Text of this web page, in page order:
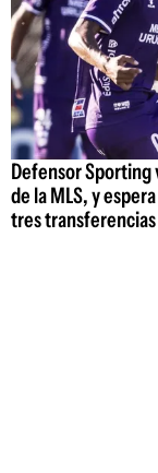
Defensor Sporting
de la MLS, y
tres transferencias